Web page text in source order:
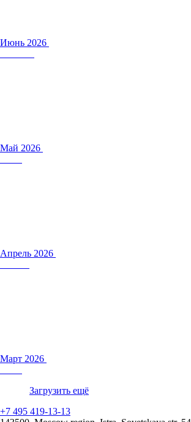
Июнь 2026
Май 2026
Апрель 2026
Март 2026
Загрузить ещё
+7 495 419-13-13